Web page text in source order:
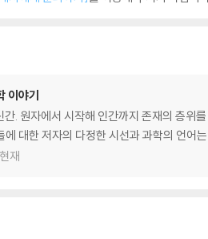
이야기
. 원자에서 시작해 인간까지 존재의 층위
대한 저자의 다정한 시선과 과학의 언어
재